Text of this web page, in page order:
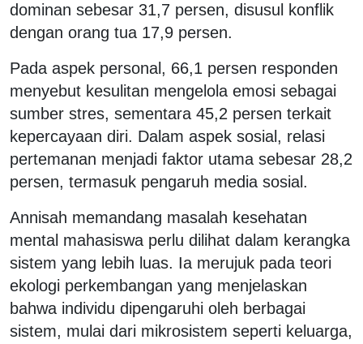
dominan sebesar 31,7 persen, disusul konflik
dengan orang tua 17,9 persen.
Pada aspek personal, 66,1 persen responden
menyebut kesulitan mengelola emosi sebagai
sumber stres, sementara 45,2 persen terkait
kepercayaan diri. Dalam aspek sosial, relasi
pertemanan menjadi faktor utama sebesar 28,2
persen, termasuk pengaruh media sosial.
Annisah memandang masalah kesehatan
mental mahasiswa perlu dilihat dalam kerangka
sistem yang lebih luas. Ia merujuk pada teori
ekologi perkembangan yang menjelaskan
bahwa individu dipengaruhi oleh berbagai
sistem, mulai dari mikrosistem seperti keluarga,